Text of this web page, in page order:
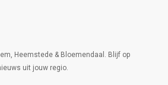
Heemstede & Bloemendaal. Blijf op
uit jouw regio.